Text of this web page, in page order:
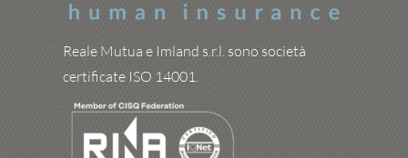
Reale Mutua e Imland s.r.l. sono società
certificate ISO 14001.